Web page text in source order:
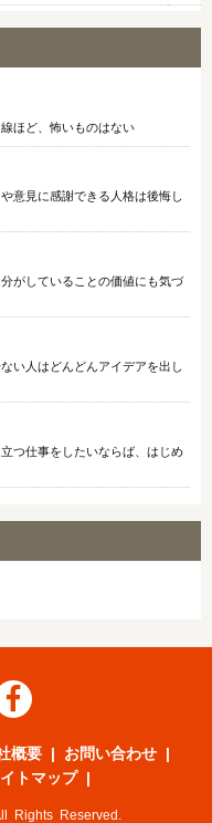
ほど、怖いものはない
意見に感謝できる人格は後悔し
がしていることの価値にも気づ
い人はどんどんアイデアを出し
つ仕事をしたいならば、はじめ

概要
お問い合わせ
トマップ
Rights Reserved.